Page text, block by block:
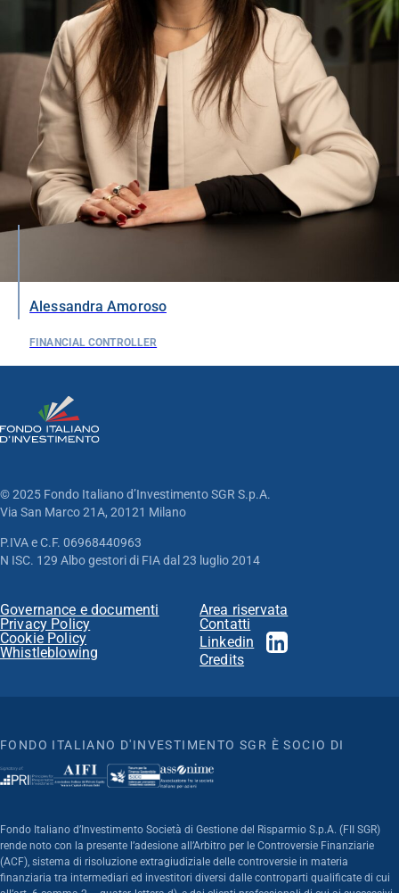
Alessandra Amoroso
FINANCIAL CONTROLLER
© 2025 Fondo Italiano d’Investimento SGR S.p.A.
Via San Marco 21A, 20121 Milano
P.IVA e C.F. 06968440963
N ISC. 129 Albo gestori di FIA dal 23 luglio 2014
Governance e documenti
Privacy Policy
Cookie Policy
Whistleblowing
Area riservata
Contatti
Linkedin
Credits
FONDO ITALIANO D'INVESTIMENTO SGR È SOCIO DI
Fondo Italiano d’Investimento Società di Gestione del Risparmio S.p.A. (FII SGR)
rende noto con la presente l’adesione all’Arbitro per le Controversie Finanziarie
(ACF), sistema di risoluzione extragiudiziale delle controversie in materia
finanziaria tra intermediari ed investitori diversi dalle controparti qualificate di cui